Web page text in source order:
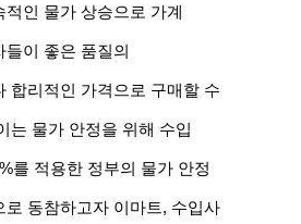
인 물가 상승으로 가계
들이 좋은 품질의
합리적인 가격으로 구매할 수
는 물가 안정을 위해 수입
를 적용한 정부의 물가 안정
동참하고자 이마트, 수입사